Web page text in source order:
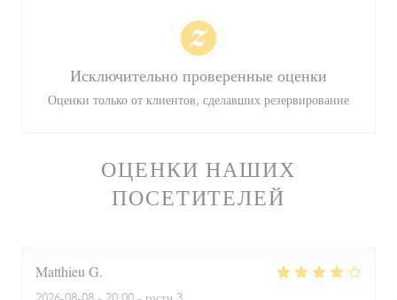
ОЦЕНКИ НАШИХ
ПОСЕТИТЕЛЕЙ
Matthieu G
Исключительно проверенные оценки
Оценки только от клиентов, сделавших резервирование